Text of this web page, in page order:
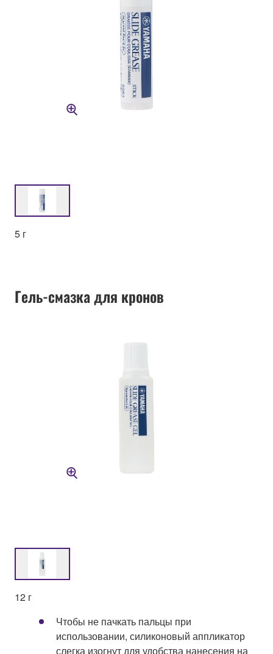
5 г
Гель-смазка для кронов
12 г
Чтобы не пачкать пальцы при
использовании, силиконовый аппликатор
слегка изогнут для удобства нанесения на